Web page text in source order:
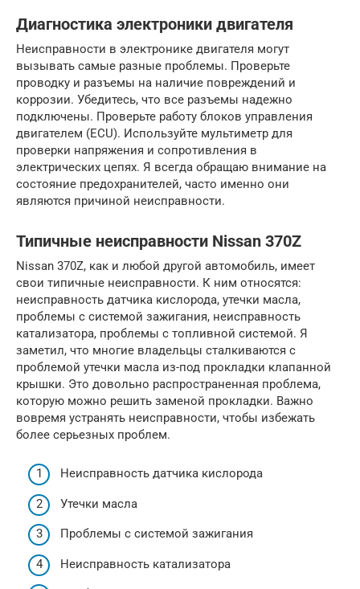
Диагностика электроники двигателя
Неисправности в электронике двигателя могут
вызывать самые разные проблемы. Проверьте
проводку и разъемы на наличие повреждений и
коррозии. Убедитесь, что все разъемы надежно
подключены. Проверьте работу блоков управления
двигателем (ECU). Используйте мультиметр для
проверки напряжения и сопротивления в
электрических цепях. Я всегда обращаю внимание на
состояние предохранителей, часто именно они
являются причиной неисправности.
Типичные неисправности Nissan 370Z
Nissan 370Z, как и любой другой автомобиль, имеет
свои типичные неисправности. К ним относятся:
неисправность датчика кислорода, утечки масла,
проблемы с системой зажигания, неисправность
катализатора, проблемы с топливной системой. Я
заметил, что многие владельцы сталкиваются с
проблемой утечки масла из-под прокладки клапанной
крышки. Это довольно распространенная проблема,
которую можно решить заменой прокладки. Важно
вовремя устранять неисправности, чтобы избежать
более серьезных проблем.
Неисправность датчика кислорода
Утечки масла
Проблемы с системой зажигания
Неисправность катализатора